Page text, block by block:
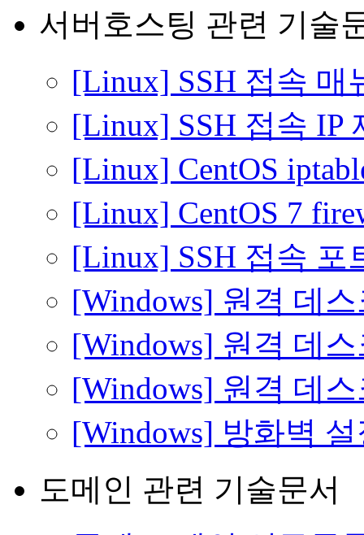
서버호스팅 관련 기술
[Linux] SSH 접속 매
[Linux] SSH 접속 IP
[Linux] CentOS
[Linux] CentOS 7
[Linux] SSH 접속 포
[Windows] 원격 데
[Windows] 원격 데
[Windows] 원격 데
[Windows] 방화벽
도메인 관련 기술문서